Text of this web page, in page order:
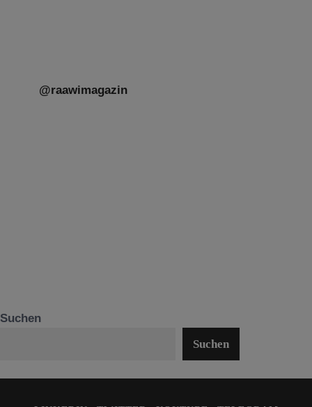
@raawimagazin
Suchen
Suchen